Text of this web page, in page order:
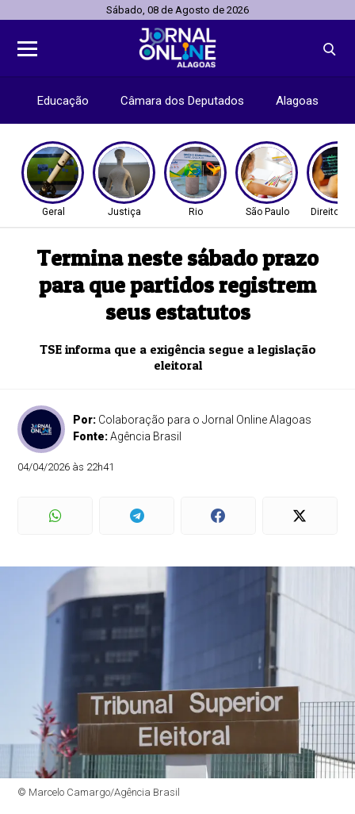
Sábado, 08 de Agosto de 2026
Educação Câmara dos Deputados Alagoas
Geral Justiça Rio São Paulo Direitos
Termina neste sábado prazo
para que partidos registrem
seus estatutos
TSE informa que a exigência segue a legislação
eleitoral
Por: Colaboração para o Jornal Online Alagoas
Fonte:Agência Brasil
04/04/2026 às 22h41
© Marcelo Camargo/Agência Brasil